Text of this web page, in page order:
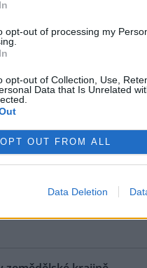
opt-out of processing my
opt-out of Collection, Use,
Data that Is Unrelated
OPT OUT FROM ALL
Data Deletion
níž panuje podezření, že
na sdělení
nevládní organizace
řeky minimální průtoky
)
srážek je téměř ve
jihočeských řekách historicky
v rovinatých oblastech,